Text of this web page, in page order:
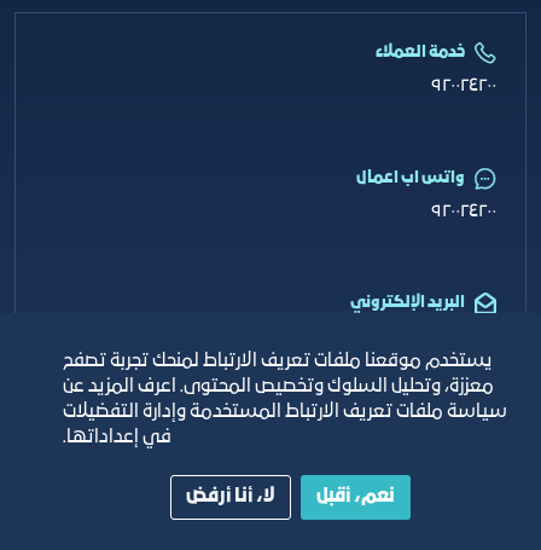
خدمة العملاء
٩٢٠٠٢٤٢٠٠
واتس اب اعمال
٩٢٠٠٢٤٢٠٠
البريد الإلكتروني
الأحكام والشروط الأسئلة المتكررة
يستخدم موقعنا ملفات تعريف الارتباط لمنحك تجربة تصفح
معززة، وتحليل السلوك وتخصيص المحتوى. اعرف المزيد عن
سياسة ملفات تعريف الارتباط المستخدمة وإدارة التفضيلات
في إعداداتها.
نعم، أقبل لا، أنا أرفض